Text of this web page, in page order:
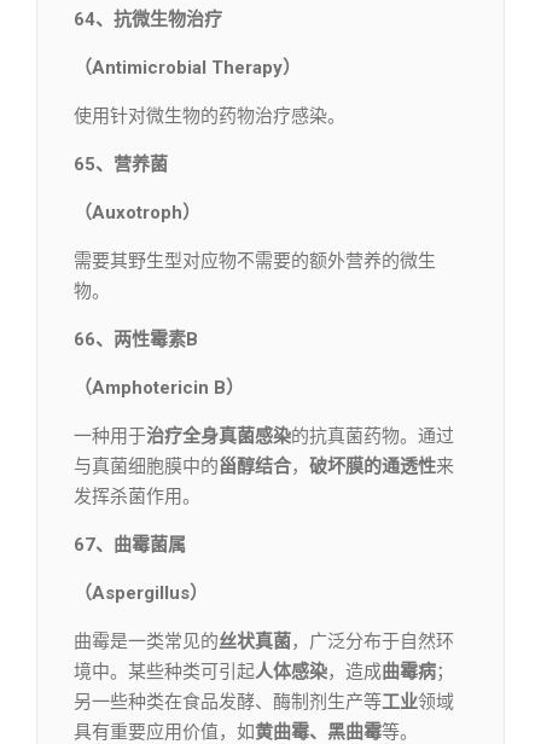
64、抗微生物治疗
（Antimicrobial Therapy）
使用针对微生物的药物治疗感染。
65、营养菌
（Auxotroph）
需要其野生型对应物不需要的额外营养的微生
物。
66、两性霉素B
（Amphotericin B）
一种用于治疗全身真菌感染的抗真菌药物。通过
与真菌细胞膜中的甾醇结合， 破坏膜的通透性来
发挥杀菌作用。
67、曲霉菌属
（Aspergillus）
曲霉是一类常见的丝状真菌，广泛分布于自然环
境中。某些种类可引起人体感染，造成曲霉病；
另一些种类在食品发酵、酶制剂生产等工业领域
具有重要应用价值，如黄曲霉、黑曲霉等。